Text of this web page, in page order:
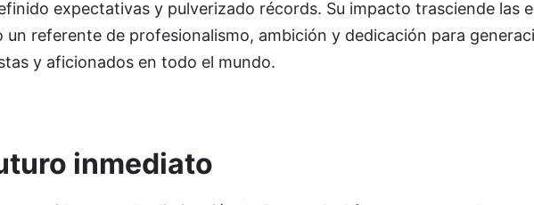
expectativas y pulverizado récords. Su impacto trasciende las
un referente de profesionalismo, ambición y dedicación para
y aficionados en todo el mundo.
inmediato